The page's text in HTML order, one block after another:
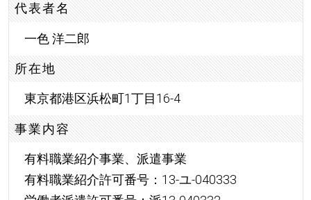
代表者名
一色 洋二郎
所在地
東京都港区浜松町1丁目16-4
事業内容
有料職業紹介事業、派遣事業
有料職業紹介許可番号：13-ユ-040333